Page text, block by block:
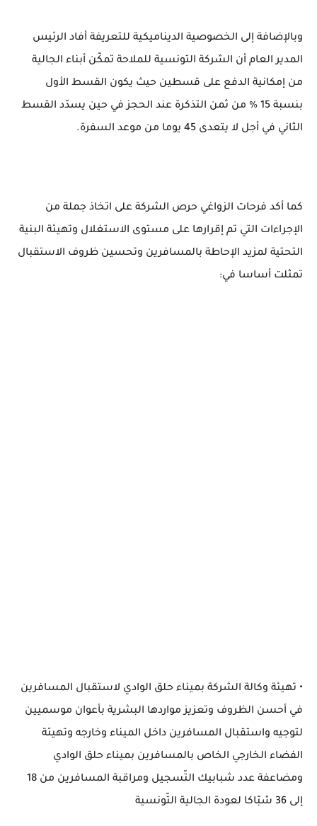
وبالإضافة إلى الخصوصية الديناميكية للتعريفة أفاد الرئيس
المدير العام أن الشركة التونسية للملاحة تمكّن أبناء الجالية
من إمكانية الدفع على قسطين حيث يكون القسط الأول
بنسبة 15 % من ثمن التذكرة عند الحجز في حين يسدّد القسط
الثاني في أجل لا يتعدى 45 يوما من موعد السفرة.
كما أكد فرحات الزواغي حرص الشركة على اتخاذ جملة من
الإجراءات التي تم إقرارها على مستوى الاستغلال وتهيئة البنية
التحتية لمزيد الإحاطة بالمسافرين وتحسين ظروف الاستقبال
تمثلت أساسا في:
• تهيئة وكالة الشركة بميناء حلق الوادي لاستقبال المسافرين
في أحسن الظروف وتعزيز مواردها البشرية بأعوان موسميين
لتوجيه واستقبال المسافرين داخل الميناء وخارجه وتهيئة
الفضاء الخارجي الخاص بالمسافرين بميناء حلق الوادي
ومضاعفة عدد شبابيك التّسجيل ومراقبة المسافرين من 18
إلى 36 شبّاكا لعودة الجالية التّونسية